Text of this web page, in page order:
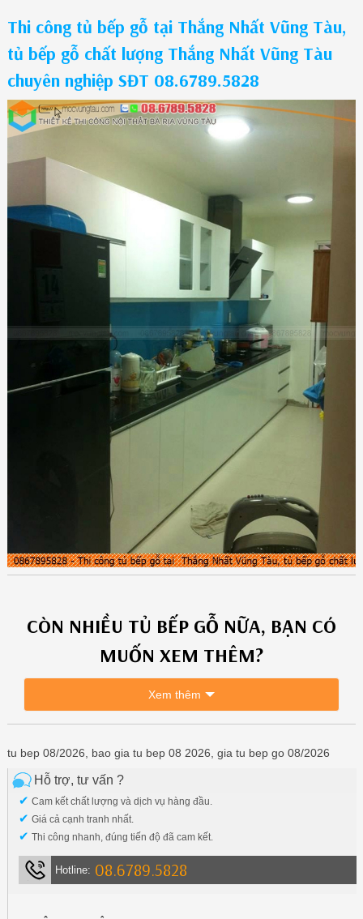
Thi công tủ bếp gỗ tại Thắng Nhất Vũng Tàu,
tủ bếp gỗ chất lượng Thắng Nhất Vũng Tàu
chuyên nghiệp SĐT 08.6789.5828
CÒN NHIỀU TỦ BẾP GỖ NỮA, BẠN CÓ
MUỐN XEM THÊM?
Xem thêm
tu bep 08/2026, bao gia tu bep 08 2026, gia tu bep go 08/2026
Hỗ trợ, tư vấn ?
✔ Cam kết chất lượng và dịch vụ hàng đầu.
✔ Giá cả cạnh tranh nhất.
✔ Thi công nhanh, đúng tiến độ đã cam kết.
Hotline: 08.6789.5828